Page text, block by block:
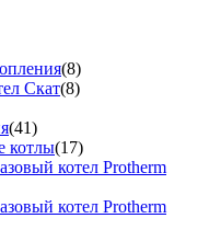
(8)
Скат(8)
(41)
котлы(17)
котел Protherm
котел Protherm